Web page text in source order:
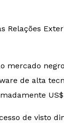
Relações
mercado
de alta
US$
de visto